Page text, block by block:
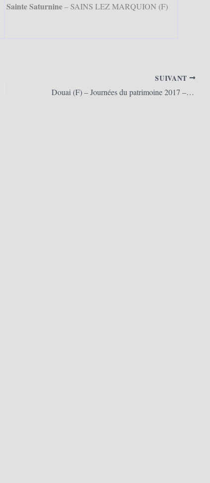
Sainte Saturnine– SAINS LEZ MARQUION (F)
SUIVANT
Douai (F) – Journées du patrimoine 2017 – Ouverture de la Maison des Géants (16/09/2017)